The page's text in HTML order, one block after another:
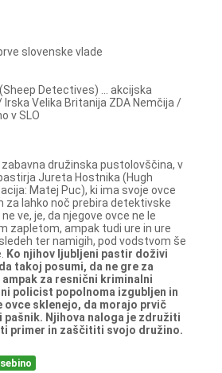
slovenske vlade
(Sheep Detectives) ... akcijska
Velika Britanija ZDA Nemčija /
v SLO
družinska pustolovščina, v
Jureta Hostnika (Hugh
Matej Puc), ki ima svoje ovce
za lahko noč prebira detektivske
ve, je, da njegove ovce ne le
zapletom, ampak tudi ure in ure
ter namigih, pod vodstvom še
Ko njihov ljubljeni pastir doživi
takoj posumi, da ne gre za
za resnični kriminalni
policist popolnoma izgubljen in
ovce sklenejo, da morajo prvič
pašnik. Njihova naloga je združiti
primer in zaščititi svojo družino.